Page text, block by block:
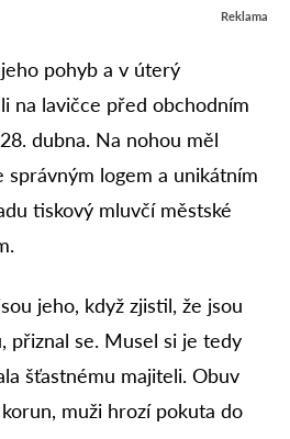
Reklama
pohyb a v úterý
na lavičce před obchodním
dubna. Na nohou měl
logem a unikátním
tiskový mluvčí městské
jeho, když zjistil, že jsou
přiznal se. Musel si je tedy
šťastnému majiteli. Obuv
muži hrozí pokuta do